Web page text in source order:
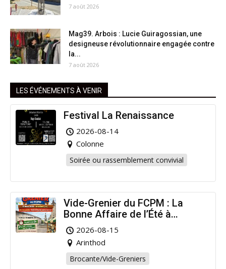
7 août 2026
Mag39. Arbois : Lucie Guiragossian, une
designeuse révolutionnaire engagée contre
la...
7 août 2026
LES ÉVÉNEMENTS À VENIR
Festival La Renaissance
2026-08-14
Colonne
Soirée ou rassemblement convivial
Vide-Grenier du FCPM : La
Bonne Affaire de l’Été à
Arinthod !
2026-08-15
Arinthod
Brocante/Vide-Greniers